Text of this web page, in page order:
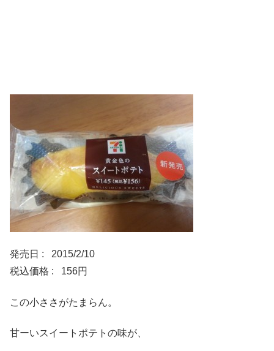
発売日 : 2015/2/10
税込価格 : 156円
この小ささがたまらん。
甘ーいスイートポテトの味が、